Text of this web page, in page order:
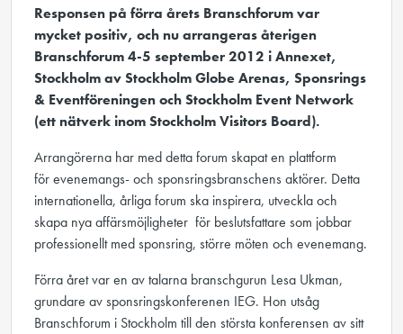
Responsen på förra årets Branschforum var
mycket positiv, och nu arrangeras återigen
Branschforum 4-5 september 2012 i Annexet,
Stockholm av Stockholm Globe Arenas, Sponsrings
& Eventföreningen och Stockholm Event Network
(ett nätverk inom Stockholm Visitors Board).
Arrangörerna har med detta forum skapat en plattform
för evenemangs- och sponsrings­branschens aktörer. Detta
internationella, årliga forum ska inspirera, utveckla och
skapa nya affärsmöjligheter för beslutsfattare som jobbar
professionellt med sponsring, större möten och evenemang.
Förra året var en av talarna branschgurun Lesa Ukman,
grundare av sponsringskonferenen IEG. Hon utsåg
Branschforum i Stockholm till den största konferensen av sitt